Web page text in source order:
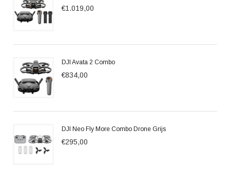
€1.019,00
DJI Avata 2 Combo
€834,00
DJI Neo Fly More Combo Drone Grijs
€295,00